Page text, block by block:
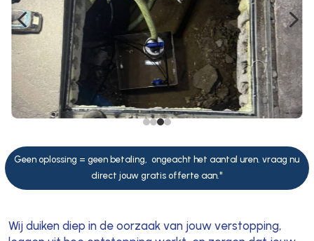
4 5
Geen oplossing = geen betaling, ongeacht het aantal uren. vraag nu
direct jouw gratis offerte aan."
Wij duiken diep in de oorzaak van jouw verstopping,